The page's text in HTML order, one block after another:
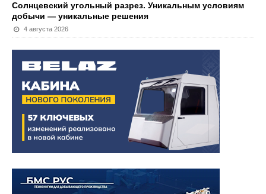
Солнцевский угольный разрез. Уникальным условиям
добычи — уникальные решения
4 августа 2026